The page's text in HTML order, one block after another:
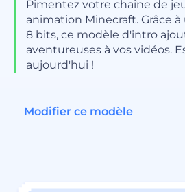
Pimentez votre chaîne de
animation Minecraft. Grâce
8 bits, ce modèle d'intro
aventureuses à vos vidéos.
aujourd'hui !
Modifier ce modèle